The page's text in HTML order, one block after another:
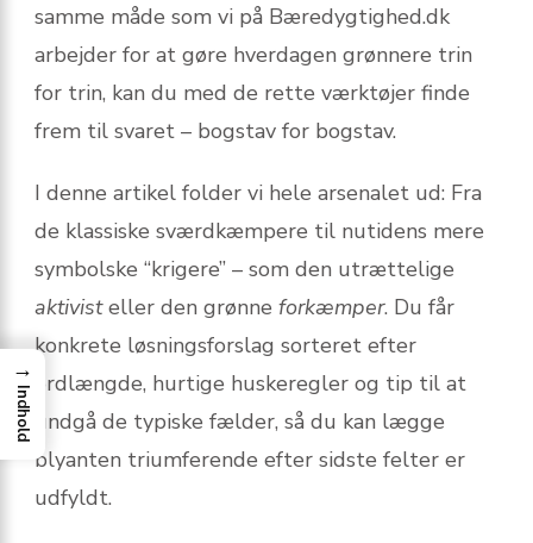
samme måde som vi på Bæredygtighed.dk
arbejder for at gøre hverdagen grønnere trin
for trin, kan du med de rette værktøjer finde
frem til svaret – bogstav for bogstav.
I denne artikel folder vi hele arsenalet ud: Fra
de klassiske sværdkæmpere til nutidens mere
symbolske “krigere” – som den utrættelige
aktivisteller den grønne forkæmper. Du får
konkrete løsningsforslag sorteret efter
ordlængde, hurtige huskeregler og tip til at
undgå de typiske fælder, så du kan lægge
blyanten triumferende efter sidste felter er
udfyldt.
→
Indhold